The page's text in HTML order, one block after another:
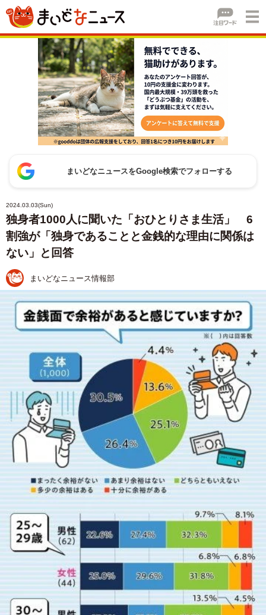
まいどなニュースをGoogle検索でフォローする
2024.03.03(Sun)
独身者1000人に聞いた「おひとりさま生活」 6
割強が「独身であることと金銭的な理由に関係は
ない」と回答
まいどなニュース情報部